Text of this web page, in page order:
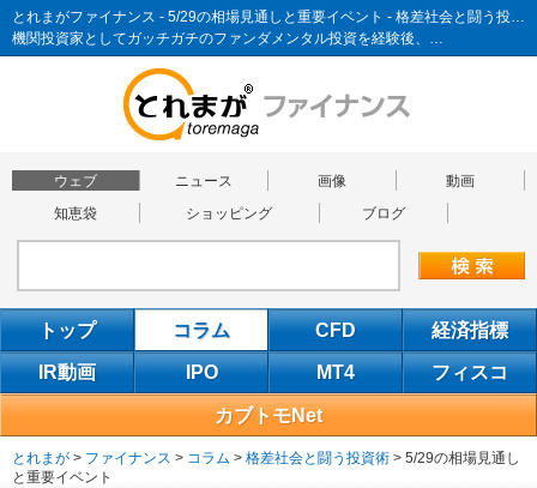
とれまがファイナンス - 5/29の相場見通しと重要イベント - 格差社会と闘う投資術
機関投資家としてガッチガチのファンダメンタル投資を経験後、…
ウェブ ニュース 画像
動画
知恵袋
ショッピング ブログ
トップ コラム CFD 経済指標
IR動画 IPO MT4 フィスコ
カブトモNet
とれまが > ファイナンス > コラム > 格差社会と闘う投資術 > 5/29の相場見通し
と重要イベント